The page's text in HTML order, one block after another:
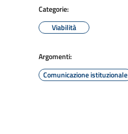
Categorie:
Viabilità
Argomenti:
Comunicazione istituzionale